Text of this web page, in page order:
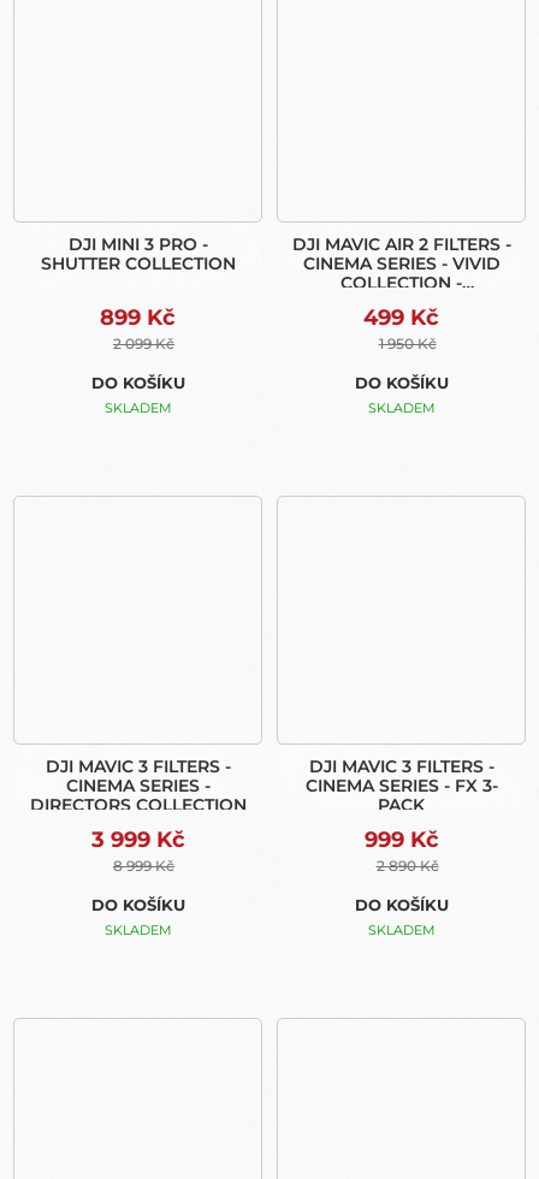
DJI MINI 3 PRO -
SHUTTER COLLECTION
899 Kč
2 099 Kč
DO KOŠÍKU
SKLADEM
DJI MAVIC AIR 2 FILTERS -
CINEMA SERIES - VIVID
COLLECTION -
499 Kč
1 950 Kč
DO KOŠÍKU
SKLADEM
DJI MAVIC 3 FILTERS -
CINEMA SERIES -
DIRECTORS COLLECTION
3 999 Kč
8 999 Kč
DO KOŠÍKU
SKLADEM
DJI MAVIC 3 FILTERS -
CINEMA SERIES - FX 3-
PACK
999 Kč
2 890 Kč
DO KOŠÍKU
SKLADEM